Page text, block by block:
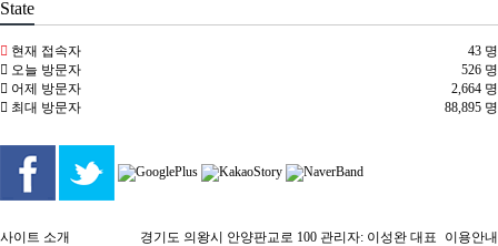
State
현재 접속자
43 명
오늘 방문자
526 명
어제 방문자
2,664 명
최대 방문자
88,895 명
사이트 소개
이용안내
경기도 의왕시 안양판교로 100 관리자: 이성완 대표